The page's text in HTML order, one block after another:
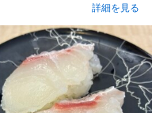
詳細を見る